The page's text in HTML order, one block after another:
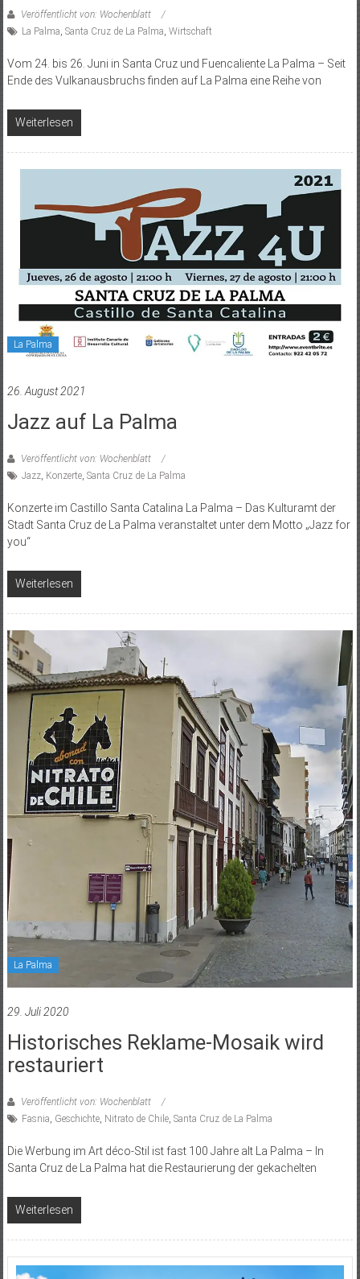
Veröffentlicht von: Wochenblatt
La Palma, Santa Cruz de La Palma, Wirtschaft
Vom 24. bis 26. Juni in Santa Cruz und Fuencaliente La Palma – Seit
Ende des Vulkanausbruchs finden auf La Palma eine Reihe von
Weiterlesen
La Palma
26. August 2021
Jazz auf La Palma
Veröffentlicht von: Wochenblatt
Jazz, Konzerte, Santa Cruz de La Palma
Konzerte im Castillo Santa Catalina La Palma – Das Kulturamt der
Stadt Santa Cruz de La Palma veranstaltet unter dem Motto „Jazz for
you“
Weiterlesen
La Palma
29. Juli 2020
Historisches Reklame-Mosaik wird
restauriert
Veröffentlicht von: Wochenblatt
Fasnia, Geschichte, Nitrato de Chile, Santa Cruz de La Palma
Die Werbung im Art déco-Stil ist fast 100 Jahre alt La Palma – In
Santa Cruz de La Palma hat die Restaurierung der gekachelten
Weiterlesen